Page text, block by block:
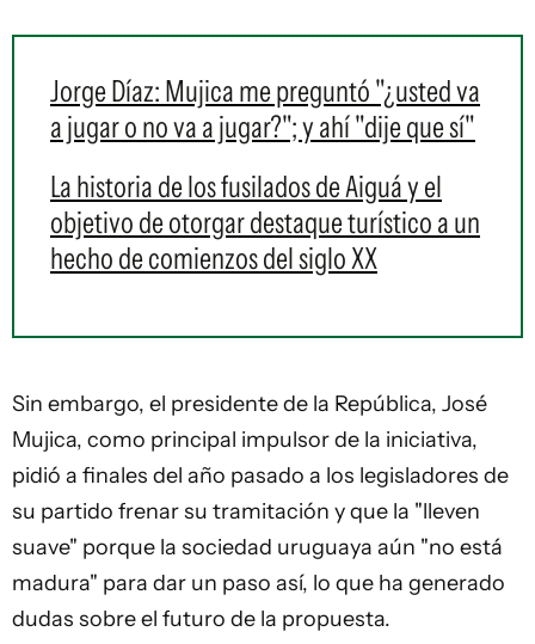
Jorge Díaz: Mujica me preguntó "¿usted va
a jugar o no va a jugar?"; y ahí "dije que sí"
La historia de los fusilados de Aiguá y el
objetivo de otorgar destaque turístico a un
hecho de comienzos del siglo XX
Sin embargo, el presidente de la República, José
Mujica, como principal impulsor de la iniciativa,
pidió a finales del año pasado a los legisladores de
su partido frenar su tramitación y que la "lleven
suave" porque la sociedad uruguaya aún "no está
madura" para dar un paso así, lo que ha generado
dudas sobre el futuro de la propuesta.